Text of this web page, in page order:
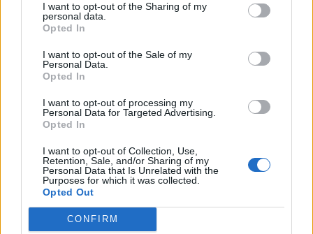
I want to opt-out of the Sharing of my
personal data.
Opted In
I want to opt-out of the Sale of my
Personal Data.
Opted In
I want to opt-out of processing my
Personal Data for Targeted Advertising.
Opted In
I want to opt-out of Collection, Use,
Retention, Sale, and/or Sharing of my
Personal Data that Is Unrelated with the
Purposes for which it was collected.
Opted Out
CONFIRM
Így mehetsz hónapokra is szabadságra
anélkül, hogy rámenne az állásod: új
munkahelyi fogás ütötte fel a fejét
Magyarországon
Egy jól időzített és megtervezett karrierszünet nemcsak a
vezetőt, hanem a vállalkozást is új pályára állíthatja.